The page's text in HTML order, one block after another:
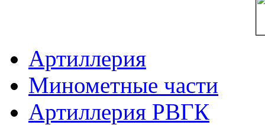
Артиллерия
Минометные части
Артиллерия РВГК